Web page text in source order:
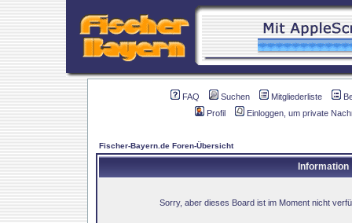
FAQ Suchen Mitgliederliste
Profil
Einloggen, um private
Fischer-Bayern.de Foren-Übersicht
Information
Sorry, aber dieses Board ist im Moment nicht